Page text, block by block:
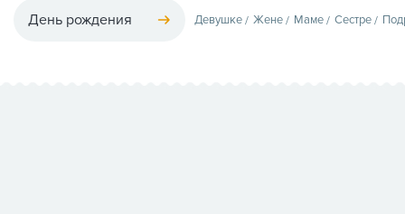
День рождения Девушке Жене Маме Сестре